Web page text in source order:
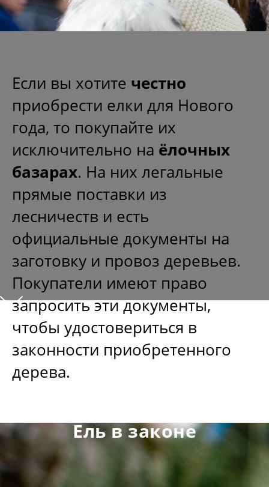
1
Ель в законе
Если вы хотите честно
приобрести елки для Нового
года, то покупайте их
исключительно на ёлочных
базарах. На них легальные
прямые поставки из
лесничеств и есть
официальные документы на
заготовку и провоз деревьев.
Покупатели имеют право
запросить эти документы,
чтобы удостовериться в
законности приобретенного
дерева.